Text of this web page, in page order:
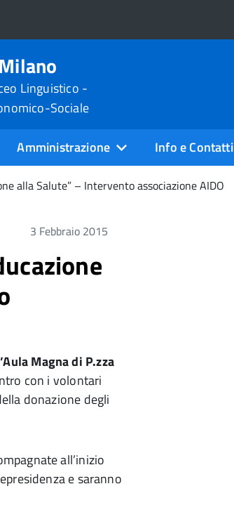
Linguistico -
Sociale
Amministrazione
Info e Contatti
alla Salute” – Intervento associazione AIDO
3 Febbraio 2015
Magna di P.zza
con i volontari
donazione degli
all’inizio
e saranno